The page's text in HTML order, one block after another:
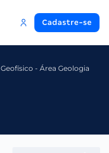
Cadastre-se
Geofísico - Área Geologia